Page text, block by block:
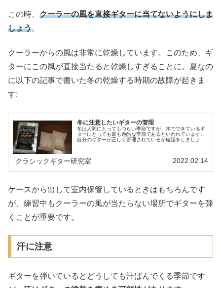
この時、 クーラーの風を直接ギターに当てないようにしま
しょう。
クーラーからの風は非常に乾燥しています。このため、ギ
ターにこの風が直接当たると乾燥しすぎることに。夏なの
に以下の記事で書いた冬の乾燥する時期の故障が起きま
す:
冬に注意したいギターの管理
冬は人間にとってもつらい季節ですが、木でできているギ
ターにとっても最も過酷な季節であるといわれています。
自分のギターが正しく管理されているか確認をしましょ
クラシックギター研究室 2022.02.14
ケースから出して室内保管しているときはもちろんです
が、練習中もクーラーの風が当たらない場所でギターを弾
くことが重要です。
汗に注意
ギターを弾いているとどうしても汗ばんでくる季節です